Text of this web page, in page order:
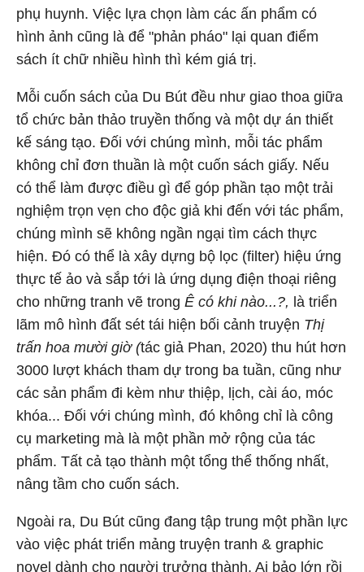
phụ huynh. Việc lựa chọn làm các ấn phẩm có
hình ảnh cũng là để "phản pháo" lại quan điểm
sách ít chữ nhiều hình thì kém giá trị.
Mỗi cuốn sách của Du Bút đều như giao thoa giữa
tổ chức bản thảo truyền thống và một dự án thiết
kế sáng tạo. Đối với chúng mình, mỗi tác phẩm
không chỉ đơn thuần là một cuốn sách giấy. Nếu
có thể làm được điều gì để góp phần tạo một trải
nghiệm trọn vẹn cho độc giả khi đến với tác phẩm,
chúng mình sẽ không ngần ngại tìm cách thực
hiện. Đó có thể là xây dựng bộ lọc (filter) hiệu ứng
thực tế ảo và sắp tới là ứng dụng điện thoại riêng
cho những tranh vẽ trong Ê có khi nào...?, là triển
lãm mô hình đất sét tái hiện bối cảnh truyện Thị
trấn hoa mười giờ (tác giả Phan, 2020) thu hút hơn
3000 lượt khách tham dự trong ba tuần, cũng như
các sản phẩm đi kèm như thiệp, lịch, cài áo, móc
khóa... Đối với chúng mình, đó không chỉ là công
cụ marketing mà là một phần mở rộng của tác
phẩm. Tất cả tạo thành một tổng thể thống nhất,
nâng tầm cho cuốn sách.
Ngoài ra, Du Bút cũng đang tập trung một phần lực
vào việc phát triển mảng truyện tranh & graphic
novel dành cho người trưởng thành. Ai bảo lớn rồi